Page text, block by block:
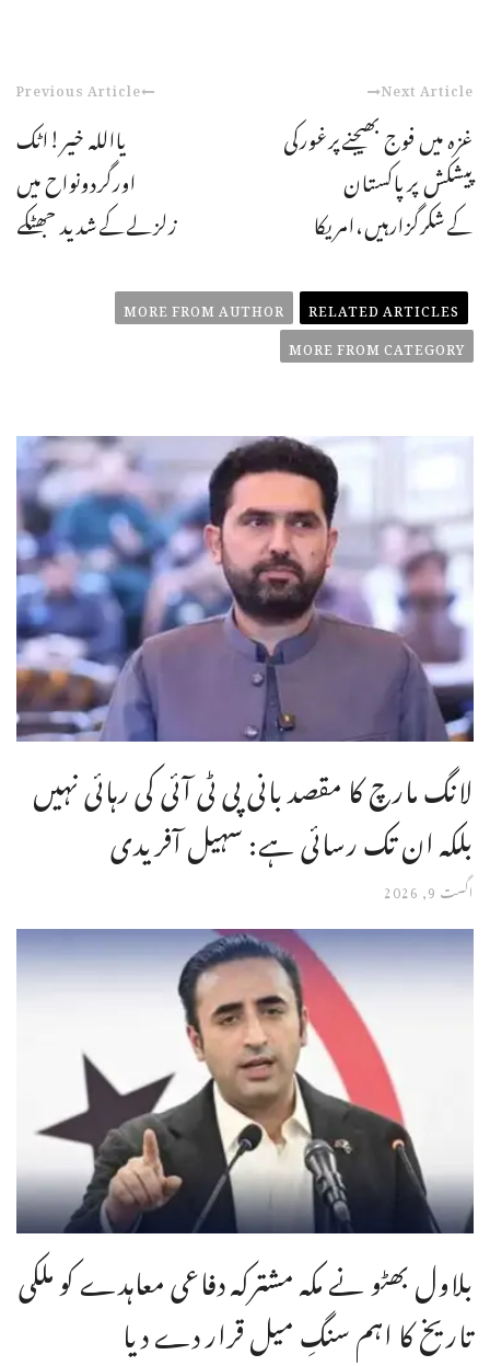
Previous Article
یااللہ خیر!اٹک
اورگردونواح میں
زلزلےکےشدید جھٹکے
Next Article
غزہ میں فوج بھیجنےپرغورکی
پیشکش پرپاکستان
کےشکرگزارہیں،امریکا
RELATED ARTICLES
MORE FROM AUTHOR
MORE FROM CATEGORY
لانگ مارچ کا مقصد بانی پی ٹی آئی کی رہائی نہیں
بلکہ ان تک رسائی ہے: سہیل آفریدی
اگست 9, 2026
بلاول بھٹو نے مکہ مشترکہ دفاعی معاہدے کو ملکی
تاریخ کا اہم سنگِ میل قرار دے دیا